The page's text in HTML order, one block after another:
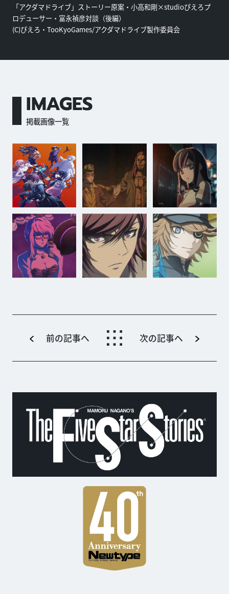
「アクダマドライブ」ストーリー原案・小高和剛×studioぴえろプ
ロデューサー・富永禎彦対談（後編）
(C)ぴえろ・TooKyoGames/アクダマドライブ製作委員会
IMAGES
掲載画像一覧
前の記事へ 次の記事へ